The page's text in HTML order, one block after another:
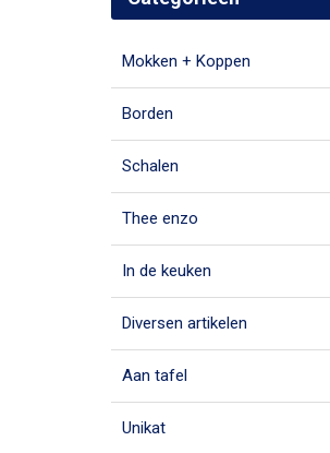
Mokken + Koppen
Borden
Schalen
Thee enzo
In de keuken
Diversen artikelen
Aan tafel
Unikat